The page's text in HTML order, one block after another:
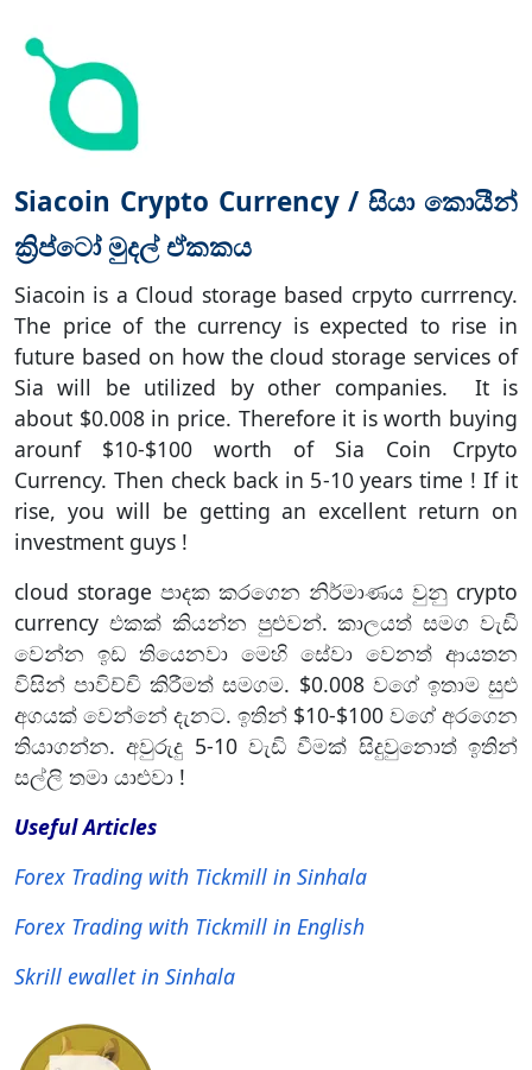
Siacoin Crypto Currency / සියා කොයීන්
ක්‍රිප්ටෝ මුදල් ඒකකය
Siacoin is a Cloud storage based crpyto currrency.
The price of the currency is expected to rise in
future based on how the cloud storage services of
Sia will be utilized by other companies. It is
about $0.008 in price. Therefore it is worth buying
arounf $10-$100 worth of Sia Coin Crpyto
Currency. Then check back in 5-10 years time ! If it
rise, you will be getting an excellent return on
investment guys !
cloud storage පාදක කරගෙන නිර්මාණය වුනු crypto
currency එකක් කියන්න පුළුවන්. කාලයත් සමග වැඩි
වෙන්න ඉඩ තියෙනවා මෙහි සේවා වෙනත් ආයතන
විසින් පාවිච්චි කිරීමත් සමගම. $0.008 වගේ ඉතාම සුළු
අගයක් වෙන්නේ දැනට. ඉතින් $10-$100 වගේ අරගෙන
තියාගන්න. අවුරුදු 5-10 වැඩි වීමක් සිදුවුනොත් ඉතින්
සල්ලි තමා යාළුවා !
Useful Articles
Forex Trading with Tickmill in Sinhala
Forex Trading with Tickmill in English
Skrill ewallet in Sinhala